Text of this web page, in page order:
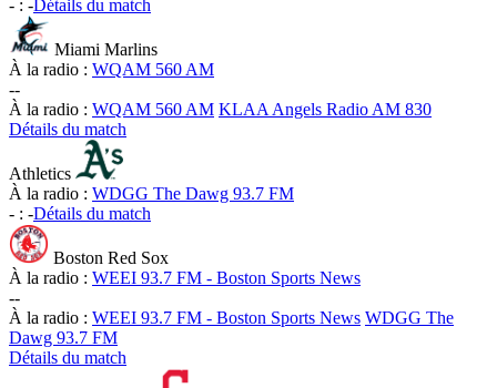
- : -Détails du match
Miami Marlins
À la radio : WQAM 560 AM
--
À la radio : WQAM 560 AM KLAA Angels Radio AM 830
Détails du match
Athletics
À la radio : WDGG The Dawg 93.7 FM
- : -Détails du match
Boston Red Sox
À la radio : WEEI 93.7 FM - Boston Sports News
--
À la radio : WEEI 93.7 FM - Boston Sports News WDGG The
Dawg 93.7 FM
Détails du match